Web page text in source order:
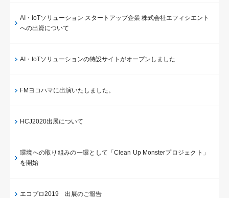
AI・IoTソリューション スタートアップ企業 株式会社エフィシエント
への出資について
AI・IoTソリューションの特設サイトがオープンしました
FMヨコハマに出演いたしました。
HCJ2020出展について
環境への取り組みの一環として「Clean Up Monsterプロジェクト」
を開始
エコプロ2019 出展のご報告